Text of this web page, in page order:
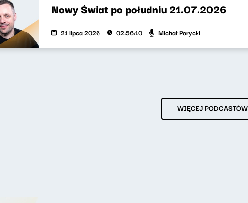
Nowy Świat po południu 21.07.2026
21 lipca 2026 02:56:10 Michał Porycki
WIĘCEJ PODCASTÓW